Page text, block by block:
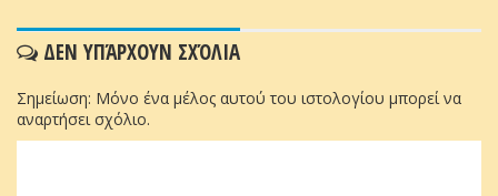
ΔΕΝ ΥΠΆΡΧΟΥΝ ΣΧΌΛΙΑ
Σημείωση: Μόνο ένα μέλος αυτού του ιστολογίου μπορεί να
αναρτήσει σχόλιο.